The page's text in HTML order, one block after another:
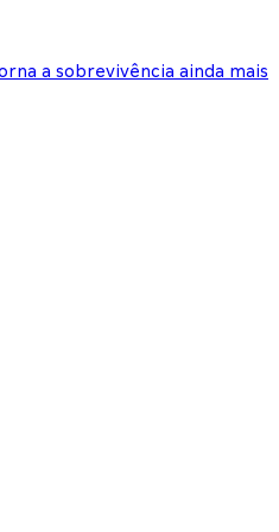
a sobrevivência ainda mais